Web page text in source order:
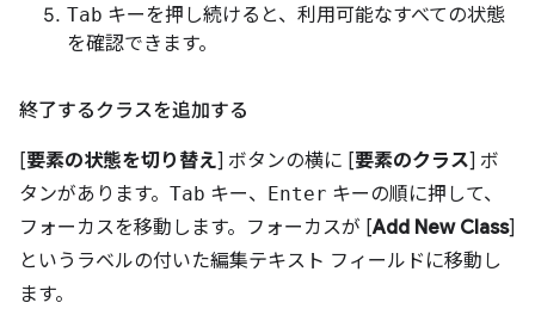
Tab キーを押し続けると、利用可能なすべての状態
を確認できます。
終了するクラスを追加する
[要素の状態を切り替え] ボタンの横に [要素のクラス] ボ
タンがあります。 Tab キー、 Enter キーの順に押して、
フォーカスを移動します。フォーカスが [Add New Class]
というラベルの付いた編集テキスト フィールドに移動し
ます。